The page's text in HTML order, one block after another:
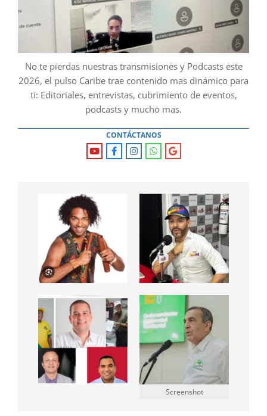
No te pierdas nuestras transmisiones y Podcasts este
2026, el pulso Caribe trae contenido mas dinámico para
ti: Editoriales, entrevistas, cubrimiento de eventos,
podcasts y mucho mas.
CONTÁCTANOS
Screenshot